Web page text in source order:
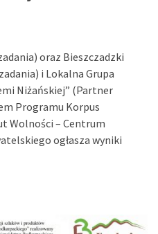
oraz Bieszczadzki
i Lokalna Grupa
Niżańskiej” (Partner
Programu Korpus
Wolności – Centrum
ogłasza wyniki